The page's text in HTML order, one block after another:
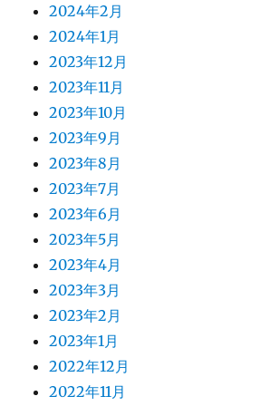
2024年2月
2024年1月
2023年12月
2023年11月
2023年10月
2023年9月
2023年8月
2023年7月
2023年6月
2023年5月
2023年4月
2023年3月
2023年2月
2023年1月
2022年12月
2022年11月